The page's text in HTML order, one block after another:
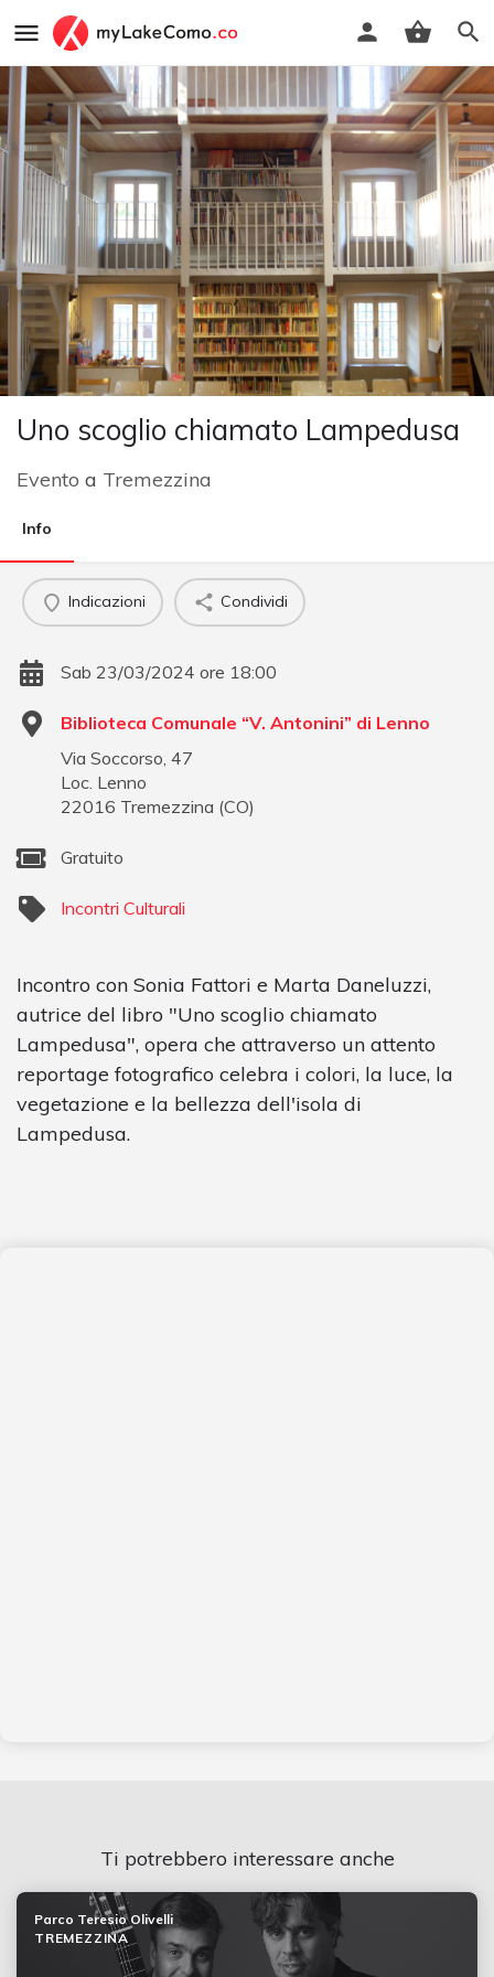
Uno scoglio chiamato Lampedusa
Evento a Tremezzina
Info
Indicazioni Condividi
Sab 23/03/2024 ore 18:00
Biblioteca Comunale “V. Antonini” di Lenno
Via Soccorso, 47
Loc. Lenno
22016 Tremezzina (CO)
Gratuito
Incontri Culturali
Incontro con Sonia Fattori e Marta Daneluzzi,
autrice del libro "Uno scoglio chiamato
Lampedusa", opera che attraverso un attento
reportage fotografico celebra i colori, la luce, la
vegetazione e la bellezza dell'isola di
Lampedusa.
Ti potrebbero interessare anche
Parco Teresio Olivelli
TREMEZZINA